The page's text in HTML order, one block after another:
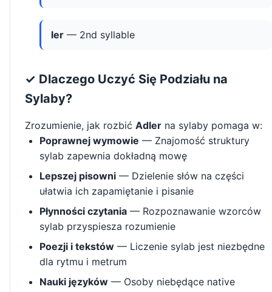
ler — 2nd syllable
✓ Dlaczego Uczyć Się Podziału na
Sylaby?
Zrozumienie, jak rozbić Adler na sylaby pomaga w:
Poprawnej wymowie — Znajomość struktury
sylab zapewnia dokładną mowę
Lepszej pisowni — Dzielenie słów na części
ułatwia ich zapamiętanie i pisanie
Płynności czytania — Rozpoznawanie wzorców
sylab przyspiesza rozumienie
Poezji i tekstów — Liczenie sylab jest niezbędne
dla rytmu i metrum
Nauki języków — Osoby niebędące native